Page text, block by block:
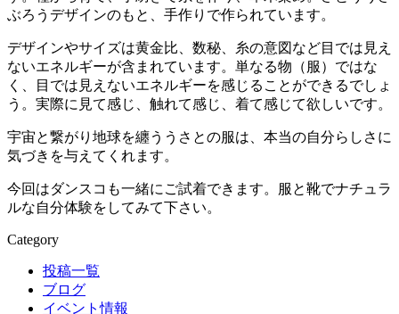
ぶろうデザインのもと、手作りで作られています。
デザインやサイズは黄金比、数秘、糸の意図など目では見え
ないエネルギーが含まれています。単なる物（服）ではな
く、目では見えないエネルギーを感じることができるでしょ
う。実際に見て感じ、触れて感じ、着て感じて欲しいです。
宇宙と繋がり地球を纏ううさとの服は、本当の自分らしさに
気づきを与えてくれます。
今回はダンスコも一緒にご試着できます。服と靴でナチュラ
ルな自分体験をしてみて下さい。
Category
投稿一覧
ブログ
イベント情報